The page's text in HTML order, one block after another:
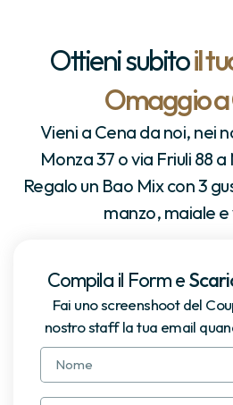
Ottieni subitoil
Omaggio a
Vieni a Cena da noi, nei
Monza 37 o via Friuli 88
Regalo un Bao Mix con 3
manzo, maiale
Compila il Form e
Fai uno screenshoot del
nostro staff la tua email